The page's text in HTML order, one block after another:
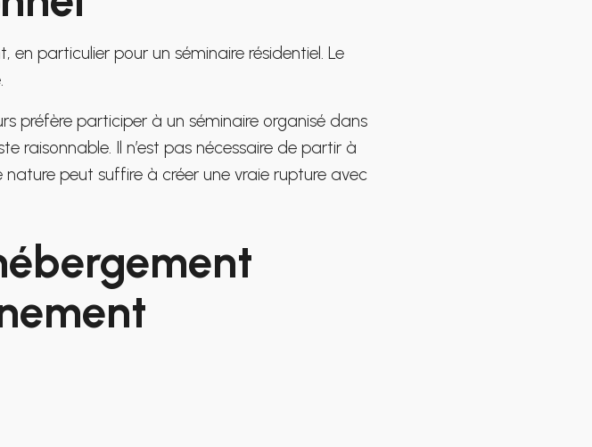
particulier pour un séminaire résidentiel. Le
préfère participer à un séminaire organisé dans
raisonnable. Il n’est pas nécessaire de partir à
peut suffire à créer une vraie rupture avec